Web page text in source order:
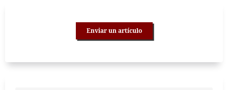
Enviar un artículo